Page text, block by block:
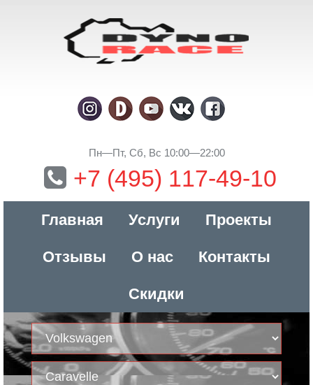
Пн—Пт, Сб, Вс 10:00—22:00
+7 (495) 117-49-10
Главная Услуги Проекты
Отзывы О нас Контакты
Скидки